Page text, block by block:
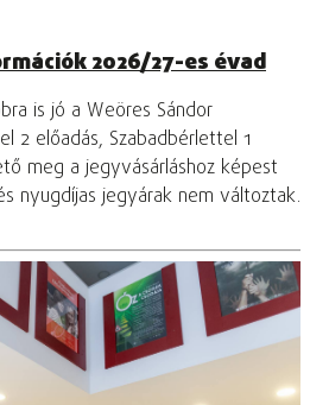
2026/27-es évad
is jó a Weöres Sándor
2 előadás, Szabadbérlettel 1
meg a jegyvásárláshoz képest
nyugdíjas jegyárak nem változtak.